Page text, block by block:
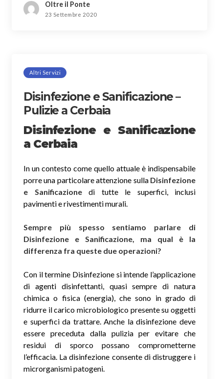
Oltre il Ponte
23 Settembre 2020
Altri Servizi
Disinfezione e Sanificazione –
Pulizie a Cerbaia
Disinfezione e Sanificazione
a Cerbaia
In un contesto come quello attuale è indispensabile
porre una particolare attenzione sulla Disinfezione
e Sanificazionedi tutte le superfici, inclusi
pavimenti e rivestimenti murali.
Sempre più spesso sentiamo parlare di
Disinfezione e Sanificazione, ma qual è la
differenza fra queste due operazioni?
Con il termine Disinfezione si intende l’applicazione
di agenti disinfettanti, quasi sempre di natura
chimica o fisica (energia), che sono in grado di
ridurre il carico microbiologico presente su oggetti
e superfici da trattare. Anche la disinfezione deve
essere preceduta dalla pulizia per evitare che
residui di sporco possano comprometterne
l’efficacia. La disinfezione consente di distruggere i
microrganismi patogeni.